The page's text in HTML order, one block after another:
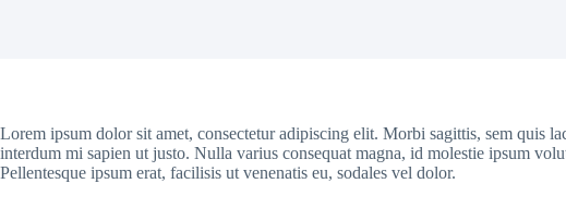
Lorem ipsum dolor sit amet, consectetur adipiscing elit. Morbi sagittis, sem quis
interdum mi sapien ut justo. Nulla varius consequat magna, id molestie ipsum
Pellentesque ipsum erat, facilisis ut venenatis eu, sodales vel dolor.